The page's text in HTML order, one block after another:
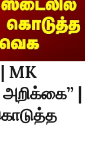
MK
|